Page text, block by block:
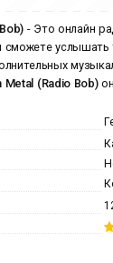
- Это онлайн
услышать
Metal (Radio Bob)